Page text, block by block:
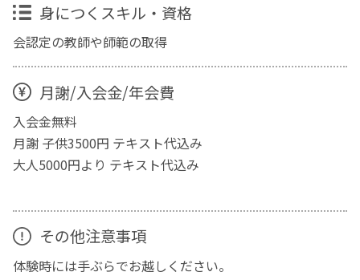
身につくスキル・資格
会認定の教師や師範の取得
月謝/入会金/年会費
入会金無料
月謝 子供3500円 テキスト代込み
大人5000円より テキスト代込み
その他注意事項
体験時には手ぶらでお越しください。